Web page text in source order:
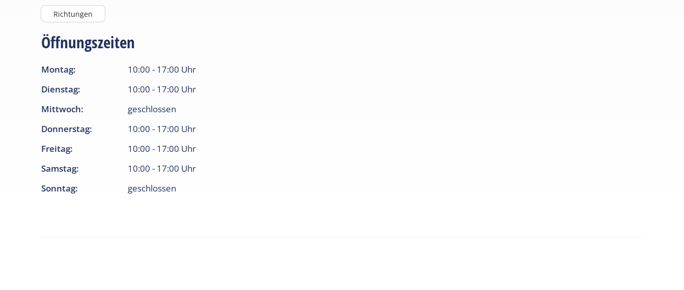
Richtungen
Öffnungszeiten
Montag: 10:00 - 17:00 Uhr
Dienstag: 10:00 - 17:00 Uhr
Mittwoch:
geschlossen
Donnerstag: 10:00 - 17:00 Uhr
Freitag: 10:00 - 17:00 Uhr
Samstag: 10:00 - 17:00 Uhr
Sonntag: geschlossen